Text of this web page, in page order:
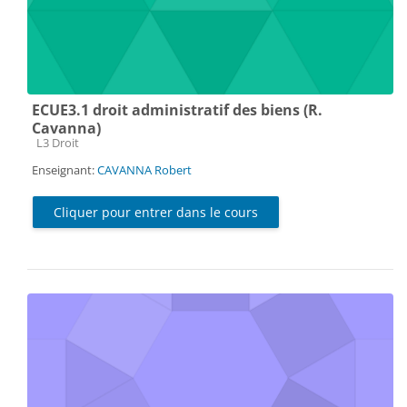
ECUE3.1 droit administratif des biens (R.
Cavanna)
Catégorie de cours
L3 Droit
Enseignant:CAVANNA Robert
Cliquer pour entrer dans le cours